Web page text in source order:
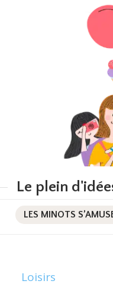
Le plein
LES MINOTS
Loisirs